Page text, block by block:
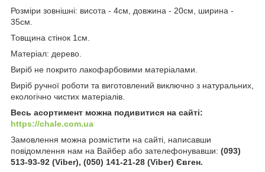
Розміри зовнішні: висота - 4см, довжина - 20см, ширина -
35см.
Товщина стінок 1см.
Матеріал: дерево.
Виріб не покрито лакофарбовими матеріалами.
Виріб ручної роботи та виготовлений виключно з натуральних,
екологічно чистих матеріалів.
Весь асортимент можна подивитися на сайті:
https://chale.com.ua
Замовлення можна розмістити на сайті, написавши
повідомлення нам на Вайбер або зателефонувавши: (093)
513-93-92 (Viber), (050) 141-21-28 (Viber) Євген.